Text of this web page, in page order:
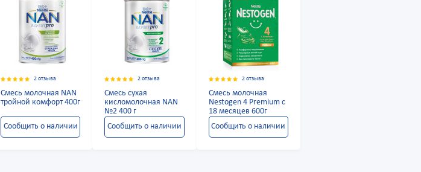
2 отзыва
Смесь молочная NAN
тройной комфорт 400г
Сообщить о наличии
2 отзыва
Смесь сухая
кисломолочная NAN
№2 400 г
Сообщить о наличии
2 отзыва
Смесь молочная
Nestogen 4 Premium с
18 месяцев 600г
Сообщить о наличии